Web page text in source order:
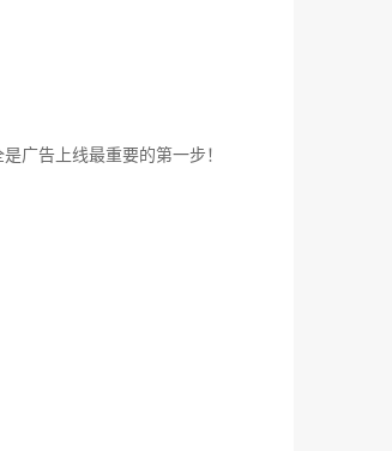
广告上线最重要的第一步！